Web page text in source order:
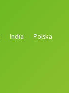
India
Polska